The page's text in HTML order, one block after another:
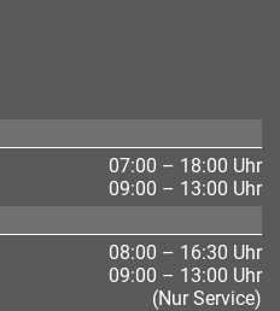
07:00 – 18:00 Uhr
09:00 – 13:00 Uhr
08:00 – 16:30 Uhr
09:00 – 13:00 Uhr
(Nur Service)